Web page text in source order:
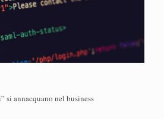
si annacquano nel business